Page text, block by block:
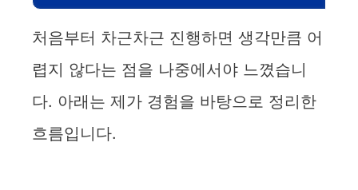
처음부터 차근차근 진행하면 생각만큼 어
렵지 않다는 점을 나중에서야 느꼈습니
다. 아래는 제가 경험을 바탕으로 정리한
흐름입니다.